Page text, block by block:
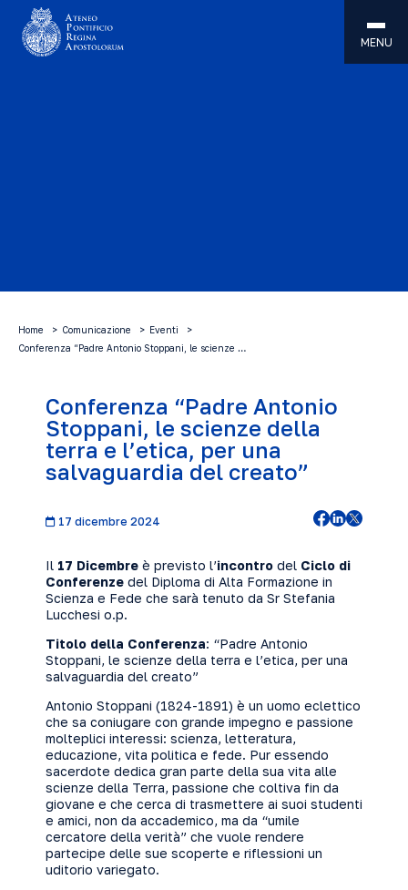
MENU
Home Comunicazione
Eventi
Conferenza “Padre Antonio Stoppani, le scienze …
Conferenza “Padre Antonio
Stoppani, le scienze della
terra e l’etica, per una
salvaguardia del creato”
17 dicembre 2024
Il 17 Dicembre è previsto l’incontro del Ciclo di
Conferenze del Diploma di Alta Formazione in
Scienza e Fede che sarà tenuto da Sr Stefania
Lucchesi o.p.
Titolo della Conferenza: “Padre Antonio
Stoppani, le scienze della terra e l’etica, per una
salvaguardia del creato”
Antonio Stoppani (1824-1891) è un uomo eclettico
che sa coniugare con grande impegno e passione
molteplici interessi: scienza, letteratura,
educazione, vita politica e fede. Pur essendo
sacerdote dedica gran parte della sua vita alle
scienze della Terra, passione che coltiva fin da
giovane e che cerca di trasmettere ai suoi studenti
e amici, non da accademico, ma da “umile
cercatore della verità” che vuole rendere
partecipe delle sue scoperte e riflessioni un
uditorio variegato.